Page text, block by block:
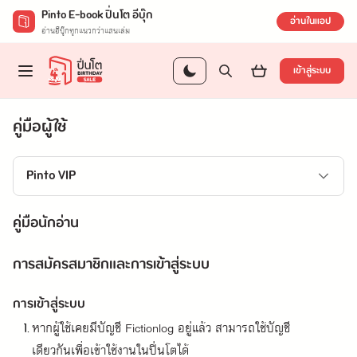
Pinto E-book ปิ่นโต อีบุ๊ก
อ่านอีบุ๊กทุกแนวกว่าแสนเล่ม อ่านในแอป
เข้าสู่ระบบ
คู่มือผู้ใช้
Pinto VIP
คู่มือนักอ่าน
การสมัครสมาชิกและการเข้าสู่ระบบ
การเข้าสู่ระบบ
หากผู้ใช้เคยมีบัญชี Fictionlog อยู่แล้ว สามารถใช้บัญชี
เดียวกันเพื่อเข้าใช้งานในปิ่นโตได้